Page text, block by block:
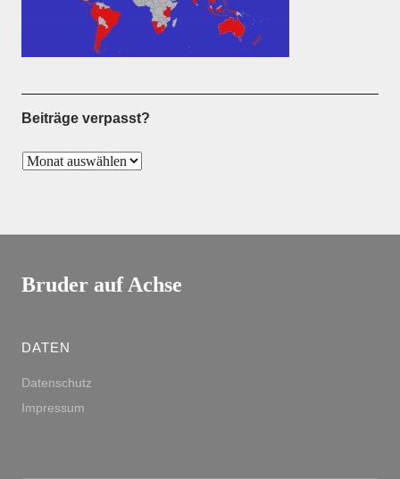
Beiträge verpasst?
Bruder auf Achse
DATEN
Datenschutz
Impressum